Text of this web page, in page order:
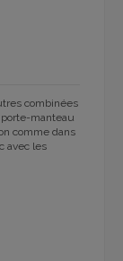
combinées
manteau
comme dans
avec les